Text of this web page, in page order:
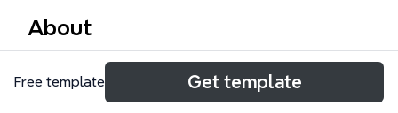
About
トヨタ生産方式（TPS）の体系を網羅したXmindマイ
ンドマップテンプレートです。ジャスト・イン・タイ
Free template Get template